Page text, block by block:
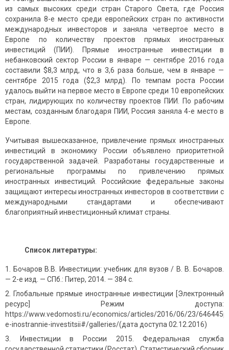
из самых высоких среди стран Старого Света, где Россия
сохранила 8-е место среди европейских стран по активности
международных инвесторов и заняла четвертое место в
Европе по количеству проектов прямых иностранных
инвестиций (ПИИ). Прямые иностранные инвестиции в
небанковский сектор России в январе — сентябре 2016 года
составили $8,3 млрд, что в 3,6 раза больше, чем в январе —
сентябре 2015 года ($2,3 млрд). По темпам роста России
удалось выйти на первое место в Европе среди 10 европейских
стран, лидирующих по количеству проектов ПИИ. По рабочим
местам, созданным благодаря ПИИ, Россия заняла 4-е место в
Европе.
Учитывая вышесказанное, привлечение прямых иностранных
инвестиций в экономику России объявлено приоритетной
государственной задачей. Разработаны государственные и
региональные программы по привлечению прямых
иностранных инвестиций. Российские федеральные законы
защищают интересы иностранных инвесторов в соответствии с
международными стандартами и обеспечивают
благоприятный инвестиционный климат страны.
Список литературы:
Бочаров В.В. Инвестиции: учебник для вузов / В. В. Бочаров.
— 2-е изд. — СПб.: Питер, 2014. — 384 с.
Глобальные прямые иностранные инвестиции [Электронный
ресурс] Режим доступа:
https://www.vedomosti.ru/economics/articles/2016/06/23/
e-inostrannie-investitsii#/galleries/(дата доступа 02.12.2016)
Инвестиции в России 2015. Федеральная служба